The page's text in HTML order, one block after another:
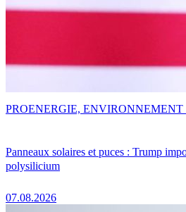
Panneaux solaires et puces : Trump
polysilicium
07.08.2026
PROENERGIE, ENVIRONNEMENT